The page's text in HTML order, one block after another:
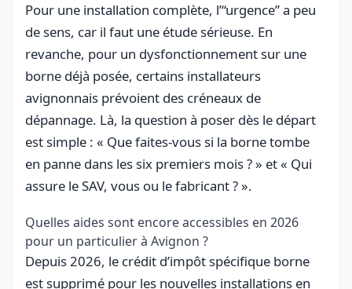
Pour une installation complète, l’“urgence” a peu
de sens, car il faut une étude sérieuse. En
revanche, pour un dysfonctionnement sur une
borne déjà posée, certains installateurs
avignonnais prévoient des créneaux de
dépannage. Là, la question à poser dès le départ
est simple : « Que faites-vous si la borne tombe
en panne dans les six premiers mois ? » et « Qui
assure le SAV, vous ou le fabricant ? ».
Quelles aides sont encore accessibles en 2026
pour un particulier à Avignon ?
Depuis 2026, le crédit d’impôt spécifique borne
est supprimé pour les nouvelles installations en